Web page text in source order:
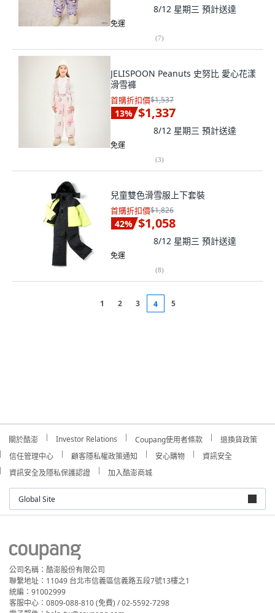
8/12 星期三 預計送達
免運
(7)
JELISPOON Peanuts 史努比 愛心花漾
滑雪褲
首購折扣價$1,537
13% $1,337
8/12 星期三 預計送達
免運
(3)
兒童雙色滑雪服上下套裝
首購折扣價$1,826
42% $1,058
8/12 星期三 預計送達
免運
(8)
1 2 3 4 5
關於酷澎 Investor Relations Coupang使用者條款
退換貨政策
信任管理中心
顧客隱私權政策通知 安心購物
資訊安全
資訊安全及隱私保護認證
加入酷澎商城
Global Site
公司名稱：酷澎股份有限公司
聯繫地址：11049 台北市信義區信義路五段7號13樓之1
統編：91002999
客服中心：0809-088-810 (免費) / 02-5592-7298